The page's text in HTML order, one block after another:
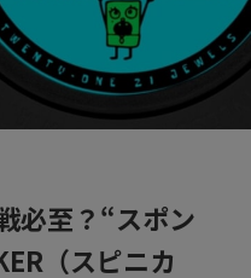
必至？“スポン
（スピニカ